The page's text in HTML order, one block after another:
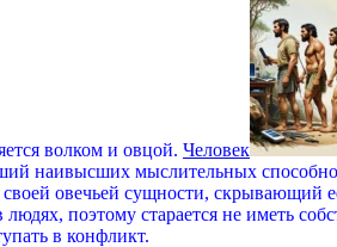
волком и овцой. Человек
наивысших мыслительных
овечьей сущности, скрывающий
поэтому старается не иметь
в конфликт.